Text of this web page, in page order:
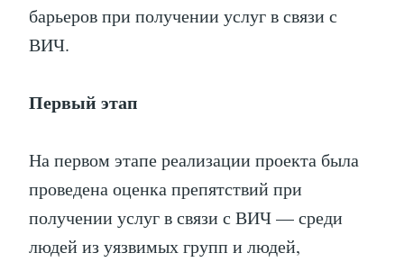
барьеров при получении услуг в связи с
ВИЧ.
Первый этап
На первом этапе реализации проекта была
проведена оценка препятствий при
получении услуг в связи с ВИЧ — среди
людей из уязвимых групп и людей,